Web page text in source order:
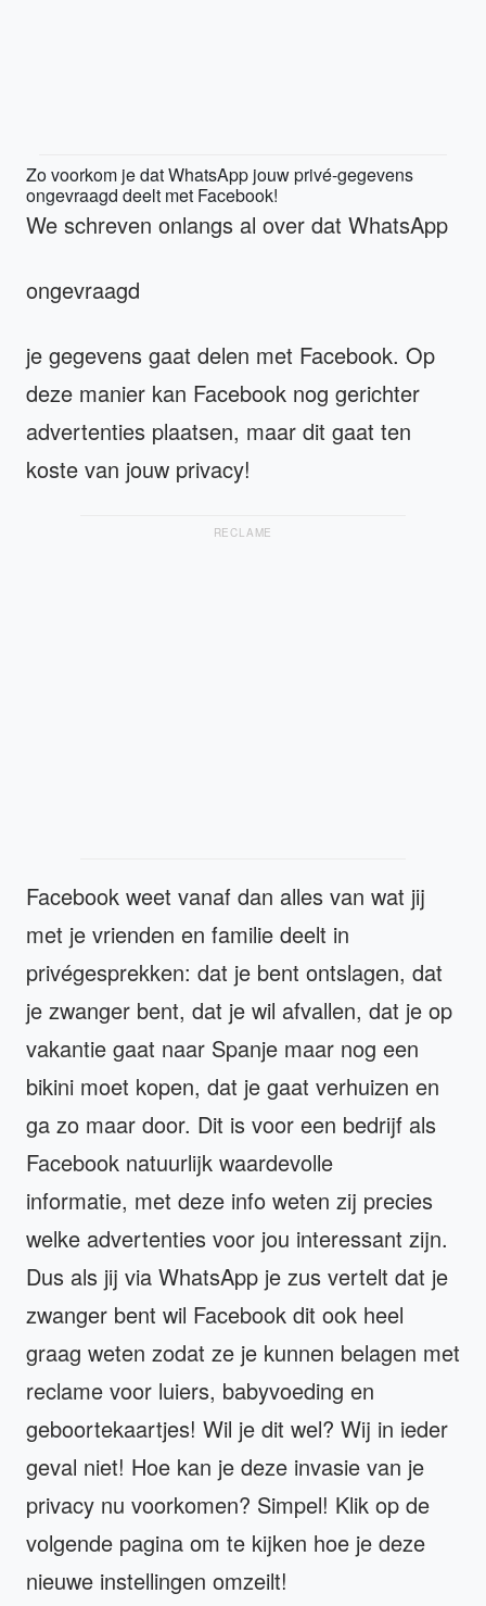
Zo voorkom je dat WhatsApp jouw privé-gegevens
ongevraagd deelt met Facebook!
We schreven onlangs al over dat WhatsApp
ongevraagd
je gegevens gaat delen met Facebook. Op
deze manier kan Facebook nog gerichter
advertenties plaatsen, maar dit gaat ten
koste van jouw privacy!
RECLAME
Facebook weet vanaf dan alles van wat jij
met je vrienden en familie deelt in
privégesprekken: dat je bent ontslagen, dat
je zwanger bent, dat je wil afvallen, dat je op
vakantie gaat naar Spanje maar nog een
bikini moet kopen, dat je gaat verhuizen en
ga zo maar door. Dit is voor een bedrijf als
Facebook natuurlijk waardevolle
informatie, met deze info weten zij precies
welke advertenties voor jou interessant zijn.
Dus als jij via WhatsApp je zus vertelt dat je
zwanger bent wil Facebook dit ook heel
graag weten zodat ze je kunnen belagen met
reclame voor luiers, babyvoeding en
geboortekaartjes! Wil je dit wel? Wij in ieder
geval niet! Hoe kan je deze invasie van je
privacy nu voorkomen? Simpel! Klik op de
volgende pagina om te kijken hoe je deze
nieuwe instellingen omzeilt!